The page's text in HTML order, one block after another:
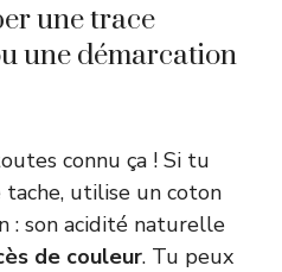
une trace
une démarcation
connu ça ! Si tu
utilise un coton
: son acidité naturelle
de couleur. Tu peux